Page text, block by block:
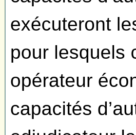
exécuteront
pour lesquels
opérateur
capacités